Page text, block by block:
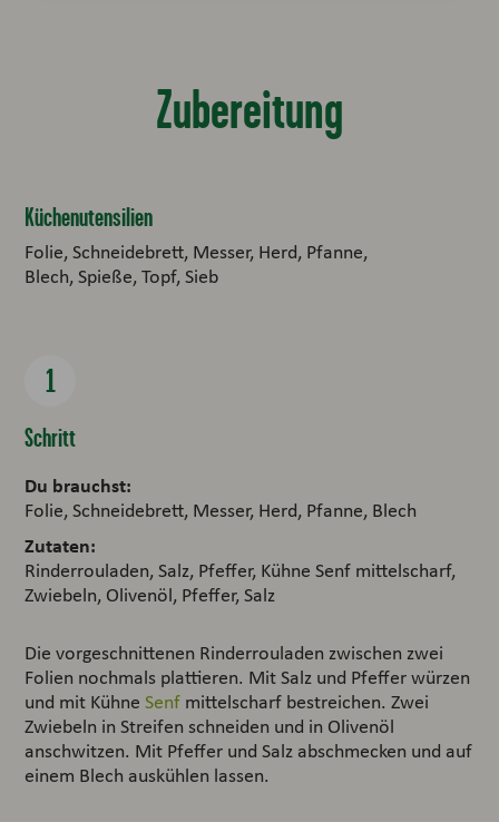
Zubereitung
Küchenutensilien
Folie, Schneidebrett, Messer, Herd, Pfanne,
Blech, Spieße, Topf, Sieb
Schritt
Du brauchst:
Folie, Schneidebrett, Messer, Herd, Pfanne, Blech
Zutaten:
Rinderrouladen, Salz, Pfeffer, Kühne Senf mittelscharf,
Zwiebeln, Olivenöl, Pfeffer, Salz
Die vorgeschnittenen Rinderrouladen zwischen zwei
Folien nochmals plattieren. Mit Salz und Pfeffer würzen
und mit KühneSenf mittelscharf bestreichen. Zwei
Zwiebeln in Streifen schneiden und in Olivenöl
anschwitzen. Mit Pfeffer und Salz abschmecken und auf
einem Blech auskühlen lassen.